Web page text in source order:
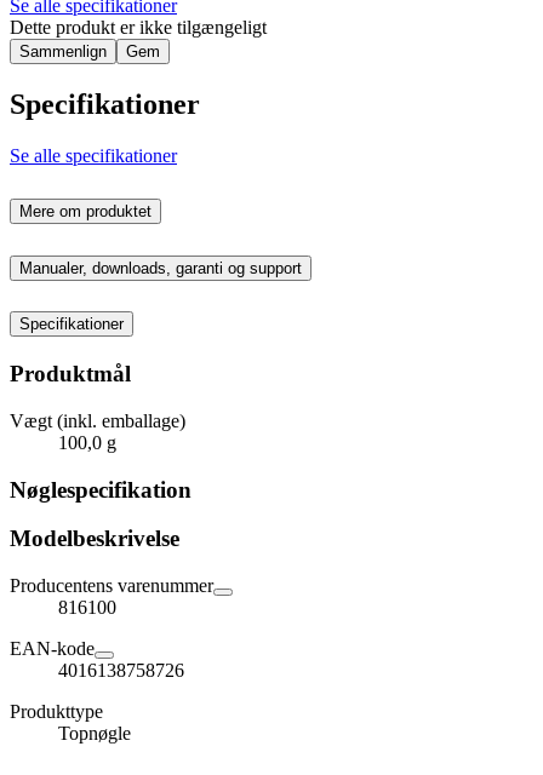
Se alle specifikationer
Dette produkt er ikke tilgængeligt
Sammenlign Gem
Specifikationer
Se alle specifikationer
Mere om produktet
Manualer, downloads, garanti og support
Specifikationer
Produktmål
Vægt (inkl. emballage)
100,0 g
Nøglespecifikation
Modelbeskrivelse
Producentens varenummer
816100
EAN-kode
4016138758726
Produkttype
Topnøgle